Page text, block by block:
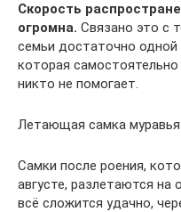
Скорость
огромна. Связано это с
семьи достаточно
которая
никто не помогает.
Летающая самка муравья
Самки после роения,
августе, разлетаются на
всё сложится удачно,